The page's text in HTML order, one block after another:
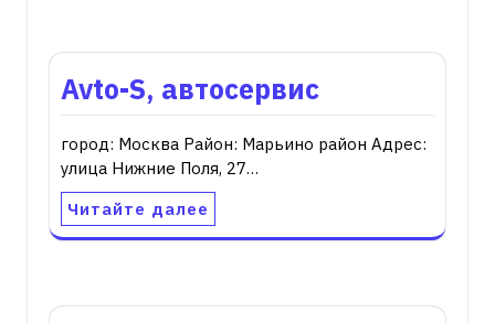
Avto-S, автосервис
город: Москва Район: Марьино район Адрес:
улица Нижние Поля, 27…
Читайте далее